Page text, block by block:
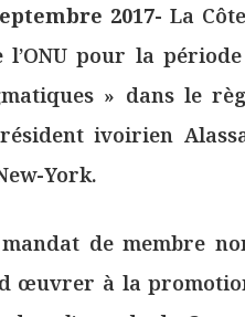
2017- La
l’ONU pour la
» dans le
ivoirien
York.
de membre
œuvrer à la